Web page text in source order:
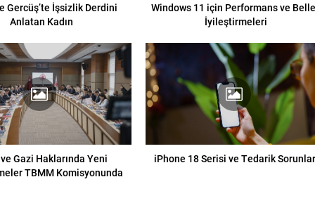
Gercüş’te İşsizlik Derdini
Anlatan Kadın
Windows 11 için Performans ve
İyileştirmeleri
Gazi Haklarında Yeni
TBMM Komisyonunda
iPhone 18 Serisi ve Tedarik